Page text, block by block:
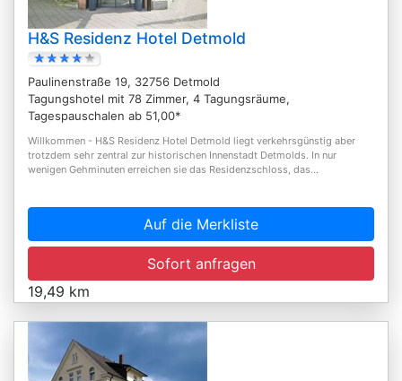
H&S Residenz Hotel Detmold
Paulinenstraße 19, 32756 Detmold
Tagungshotel mit 78 Zimmer, 4 Tagungsräume,
Tagespauschalen ab 51,00*
Willkommen - H&S Residenz Hotel Detmold liegt verkehrsgünstig aber
trotzdem sehr zentral zur historischen Innenstadt Detmolds. In nur
wenigen Gehminuten erreichen sie das Residenzschloss, das...
Auf die Merkliste
Sofort anfragen
19,49 km